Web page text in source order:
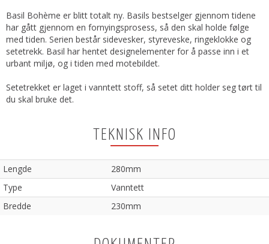
Basil Bohème er blitt totalt ny. Basils bestselger gjennom tidene
har gått gjennom en fornyingsprosess, så den skal holde følge
med tiden. Serien består sidevesker, styreveske, ringeklokke og
setetrekk. Basil har hentet designelementer for å passe inn i et
urbant miljø, og i tiden med motebildet.
Setetrekket er laget i vanntett stoff, så setet ditt holder seg tørt til
du skal bruke det.
TEKNISK INFO
Lengde
280mm
Type
Vanntett
Bredde
230mm